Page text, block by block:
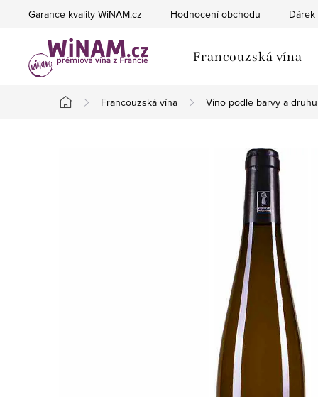
Garance kvality WiNAM.cz Hodnocení obchodu Dárek
Francouzská vína
Domů
Francouzská vína Víno podle barvy a druhu